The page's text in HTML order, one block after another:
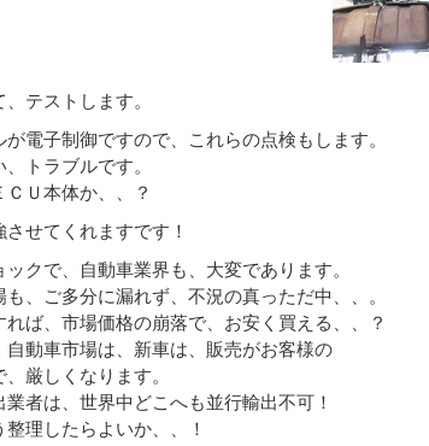
テストします。
が電子制御ですので、これらの点検もします。
トラブルです。
ＣＵ本体か、、？
させてくれますです！
ックで、自動車業界も、大変であります。
、ご多分に漏れず、不況の真っただ中、、。
れば、市場価格の崩落で、お安く買える、、？
自動車市場は、新車は、販売がお客様の
厳しくなります。
業者は、世界中どこへも並行輸出不可！
理したらよいか、、！